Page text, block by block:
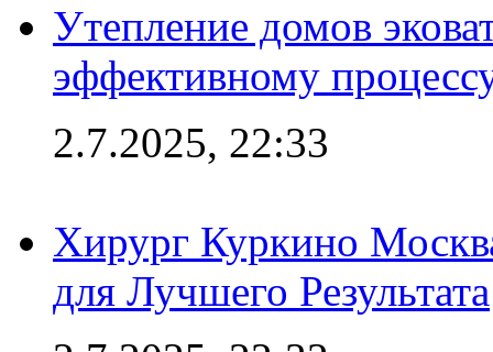
Утепление домов
эффективному
2.7.2025, 22:33
Хирург Куркино
для Лучшего Результата